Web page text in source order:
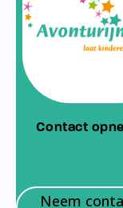
Contact
Neem